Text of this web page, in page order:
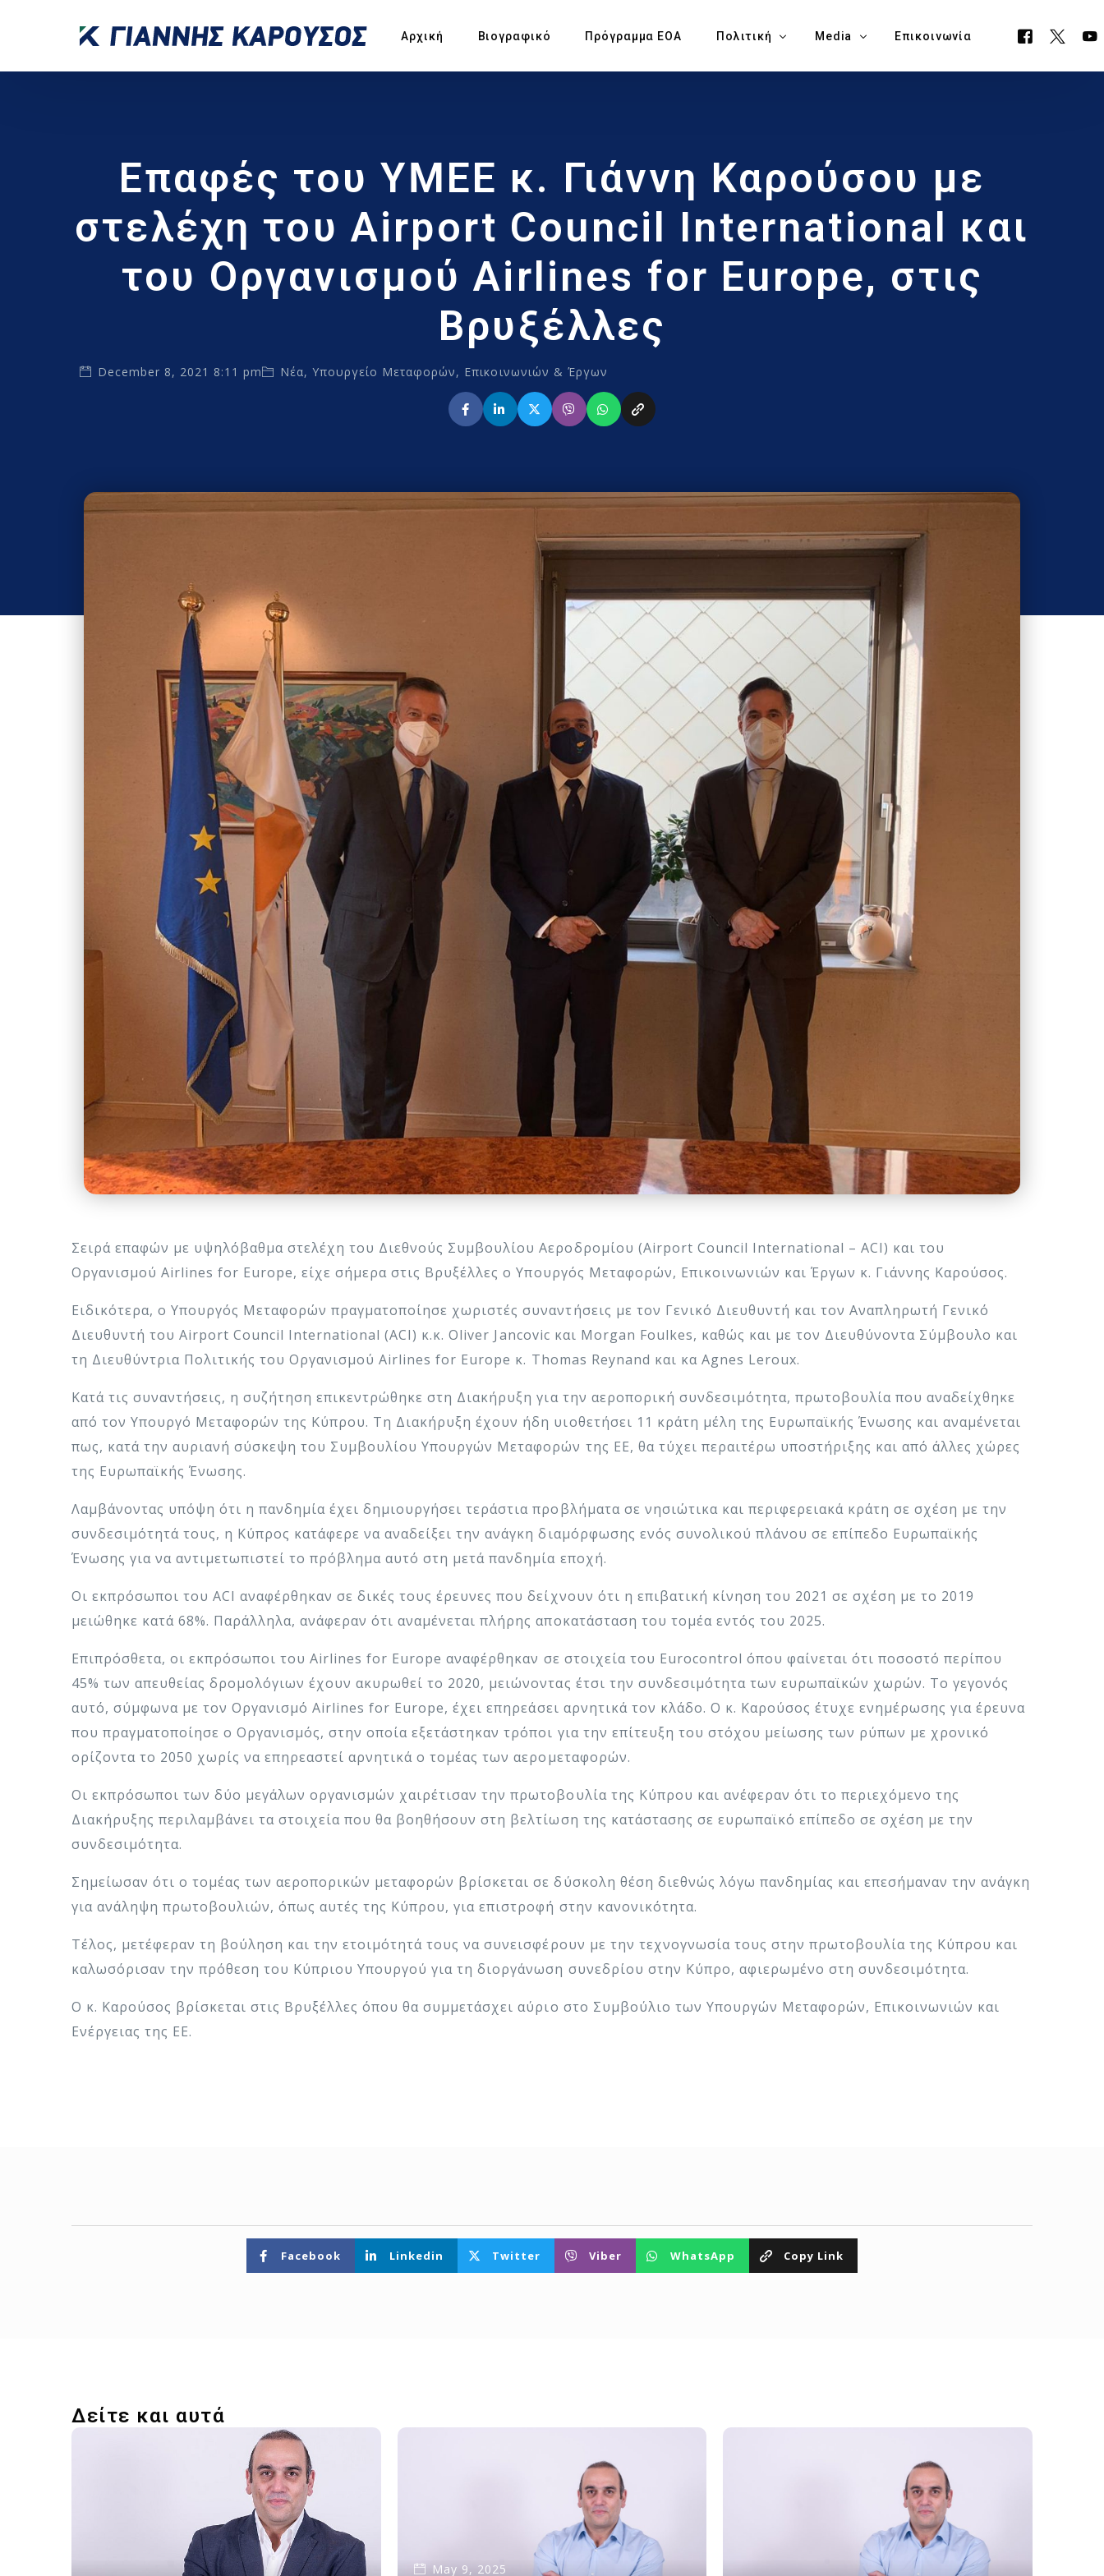
Αρχική Βιογραφικό Πρόγραμμα ΕΟΑ Πολιτική
Υπουργείο Μεταφορών, Επικοινωνιών & Έργων
Έκθεση Εκλογικών Εξόδων
Media
Δελτία Τύπου
Επικοινωνία
Επαφές του ΥΜΕΕ κ. Γιάννη Καρούσου με
στελέχη του Airport Council International και
του Οργανισμού Airlines for Europe, στις
Βρυξέλλες
December 8, 2021 8:11 pm Νέα,Υπουργείο Μεταφορών, Επικοινωνιών & Έργων
Σειρά επαφών με υψηλόβαθμα στελέχη του Διεθνούς Συμβουλίου Αεροδρομίου (Airport Council International – ACI) και του
Οργανισμού Airlines for Europe, είχε σήμερα στις Βρυξέλλες ο Υπουργός Μεταφορών, Επικοινωνιών και Έργων κ. Γιάννης Καρούσος.
Ειδικότερα, ο Υπουργός Μεταφορών πραγματοποίησε χωριστές συναντήσεις με τον Γενικό Διευθυντή και τον Αναπληρωτή Γενικό
Διευθυντή του Airport Council International (ACI) κ.κ. Oliver Jancovic και Morgan Foulkes, καθώς και με τον Διευθύνοντα Σύμβουλο και
τη Διευθύντρια Πολιτικής του Οργανισμού Airlines for Europe κ. Thomas Reynand και κα Agnes Leroux.
Κατά τις συναντήσεις, η συζήτηση επικεντρώθηκε στη Διακήρυξη για την αεροπορική συνδεσιμότητα, πρωτοβουλία που αναδείχθηκε
από τον Υπουργό Μεταφορών της Κύπρου. Τη Διακήρυξη έχουν ήδη υιοθετήσει 11 κράτη μέλη της Ευρωπαϊκής Ένωσης και αναμένεται
πως, κατά την αυριανή σύσκεψη του Συμβουλίου Υπουργών Μεταφορών της ΕΕ, θα τύχει περαιτέρω υποστήριξης και από άλλες χώρες
της Ευρωπαϊκής Ένωσης.
Λαμβάνοντας υπόψη ότι η πανδημία έχει δημιουργήσει τεράστια προβλήματα σε νησιώτικα και περιφερειακά κράτη σε σχέση με την
συνδεσιμότητά τους, η Κύπρος κατάφερε να αναδείξει την ανάγκη διαμόρφωσης ενός συνολικού πλάνου σε επίπεδο Ευρωπαϊκής
Ένωσης για να αντιμετωπιστεί το πρόβλημα αυτό στη μετά πανδημία εποχή.
Οι εκπρόσωποι του ACI αναφέρθηκαν σε δικές τους έρευνες που δείχνουν ότι η επιβατική κίνηση του 2021 σε σχέση με το 2019
μειώθηκε κατά 68%. Παράλληλα, ανάφεραν ότι αναμένεται πλήρης αποκατάσταση του τομέα εντός του 2025.
Επιπρόσθετα, οι εκπρόσωποι του Airlines for Europe αναφέρθηκαν σε στοιχεία του Eurocontrol όπου φαίνεται ότι ποσοστό περίπου
45% των απευθείας δρομολόγιων έχουν ακυρωθεί το 2020, μειώνοντας έτσι την συνδεσιμότητα των ευρωπαϊκών χωρών. Το γεγονός
αυτό, σύμφωνα με τον Οργανισμό Airlines for Europe, έχει επηρεάσει αρνητικά τον κλάδο. Ο κ. Καρούσος έτυχε ενημέρωσης για έρευνα
που πραγματοποίησε ο Οργανισμός, στην οποία εξετάστηκαν τρόποι για την επίτευξη του στόχου μείωσης των ρύπων με χρονικό
ορίζοντα το 2050 χωρίς να επηρεαστεί αρνητικά ο τομέας των αερομεταφορών.
Οι εκπρόσωποι των δύο μεγάλων οργανισμών χαιρέτισαν την πρωτοβουλία της Κύπρου και ανέφεραν ότι το περιεχόμενο της
Διακήρυξης περιλαμβάνει τα στοιχεία που θα βοηθήσουν στη βελτίωση της κατάστασης σε ευρωπαϊκό επίπεδο σε σχέση με την
συνδεσιμότητα.
Σημείωσαν ότι ο τομέας των αεροπορικών μεταφορών βρίσκεται σε δύσκολη θέση διεθνώς λόγω πανδημίας και επεσήμαναν την ανάγκη
για ανάληψη πρωτοβουλιών, όπως αυτές της Κύπρου, για επιστροφή στην κανονικότητα.
Τέλος, μετέφεραν τη βούληση και την ετοιμότητά τους να συνεισφέρουν με την τεχνογνωσία τους στην πρωτοβουλία της Κύπρου και
καλωσόρισαν την πρόθεση του Κύπριου Υπουργού για τη διοργάνωση συνεδρίου στην Κύπρο, αφιερωμένο στη συνδεσιμότητα.
Ο κ. Καρούσος βρίσκεται στις Βρυξέλλες όπου θα συμμετάσχει αύριο στο Συμβούλιο των Υπουργών Μεταφορών, Επικοινωνιών και
Ενέργειας της ΕΕ.
Facebook Linkedin Twitter Viber WhatsApp Copy Link
Δείτε και αυτά
May 9, 2025